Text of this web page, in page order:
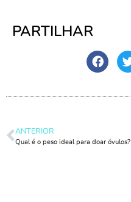
PARTILHAR
ANTERIOR
Qual é o peso ideal para doar óvulos?